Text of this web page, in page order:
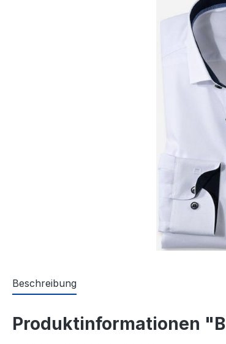
Beschreibung
Produktinformationen